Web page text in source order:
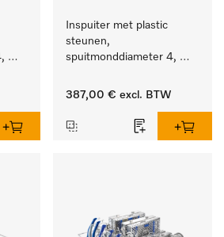
Inspuiter met plastic
steunen,
spuitmonddiameter 4,
387,00 € excl. BTW